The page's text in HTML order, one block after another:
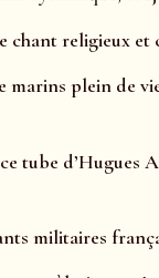
religieux et
plein de
tube d’Hugues
militaires